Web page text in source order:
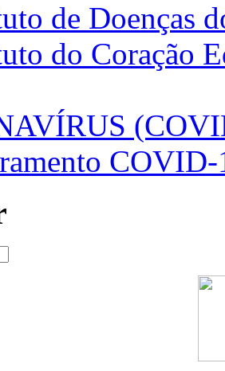
de Doenças
do Coração
COVID-